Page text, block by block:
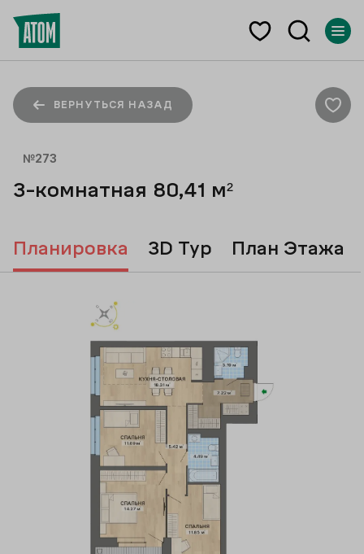
ВЕРНУТЬСЯ НАЗАД
№273
3-комнатная 80,41 м²
Планировка 3D Тур План Этажа